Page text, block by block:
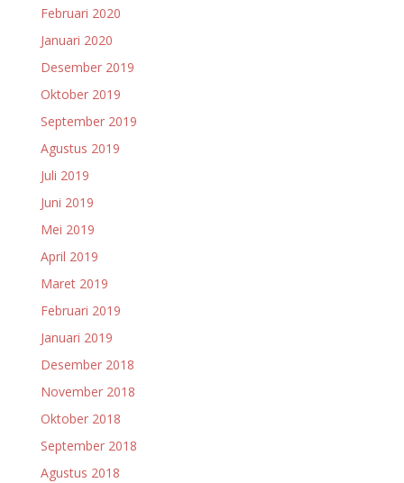
Februari 2020
Januari 2020
Desember 2019
Oktober 2019
September 2019
Agustus 2019
Juli 2019
Juni 2019
Mei 2019
April 2019
Maret 2019
Februari 2019
Januari 2019
Desember 2018
November 2018
Oktober 2018
September 2018
Agustus 2018